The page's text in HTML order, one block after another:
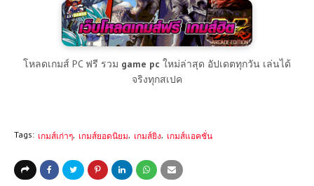
โหลดเกมส์ PC ฟรี รวม game pc ใหม่ล่าสุด อัปเดตทุกวัน เล่นได้
จริงทุกสเปค
Tags: เกมส์เก่าๆ เกมส์ยอดนิยม เกมส์ยิง เกมส์แอคชั่น